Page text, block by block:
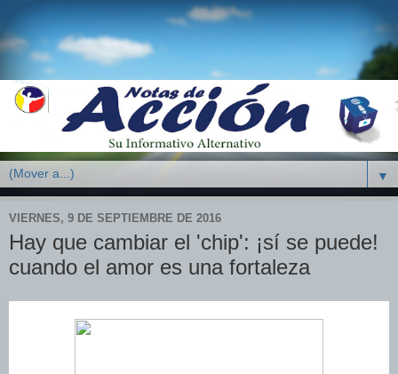
▼
VIERNES, 9 DE SEPTIEMBRE DE 2016
Hay que cambiar el 'chip': ¡sí se puede!
cuando el amor es una fortaleza